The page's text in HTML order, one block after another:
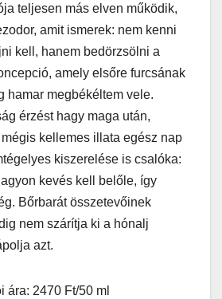
teljesen más elven működik,
amit ismerek: nem kenni
kell, hanem bedörzsölni a
amely elsőre furcsának
hamar megbékéltem vele.
érzést hagy maga után,
kellemes illata egész nap
kiszerelése is csalóka:
kevés kell belőle, így
Bőrbarát összetevőinek
nem szárítja ki a hónalj
azt.
ára: 2470 Ft/50 ml